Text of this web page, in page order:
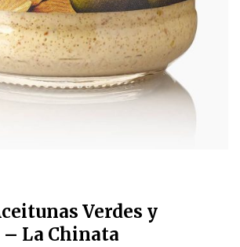
Verdes y
La Chinata